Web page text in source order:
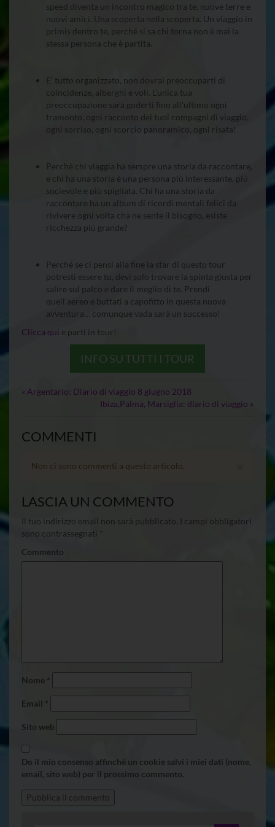
speed diventa un incontro magico tra te, nuove terre e
nuovi amici. Una scoperta nella scoperta. Un viaggio in
primis dentro te, perché si sa chi torna non è mai la
stessa persona che è partita.
E’ tutto organizzato, non dovrai preoccuparti di
coincidenze, alberghi e voli. L’unica tua
preoccupazione sarà goderti fino all’ultimo ogni
tramonto, ogni racconto dei tuoi compagni di viaggio,
ogni sorriso, ogni scorcio panoramico, ogni risata!
Perchè chi viaggia ha sempre una storia da raccontare,
e chi ha una storia è una persona più interessante, più
socievole e più spigliata. Chi ha una storia da
raccontare ha un album di ricordi mentali felici da
rivivere ogni volta cha ne sente il bisogno, esiste
ricchezza più grande?
Perché se ci pensi alla fine la star di questo tour
potresti essere tu, devi solo trovare la spinta giusta per
salire sul palco e dare il meglio di te. Prendi
quell’aereo e buttati a capofitto in questa nuova
avventura… comunque vada sarà un successo!
Clicca qui e parti in tour!
INFO SU TUTTI I TOUR
« Argentario: Diario di viaggio 8 giugno 2018
Ibiza,Palma, Marsiglia: diario di viaggio »
COMMENTI
Non ci sono commenti a questo articolo.
LASCIA UN COMMENTO
Il tuo indirizzo email non sarà pubblicato.
I campi obbligatori
sono contrassegnati
Commento
Nome *
Email *
Sito web
Do il mio consenso affinché un cookie salvi i miei dati (nome,
email, sito web) per il prossimo commento.